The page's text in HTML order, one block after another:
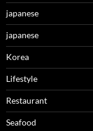
japanese
japanese
Korea
Lifestyle
Restaurant
Seafood